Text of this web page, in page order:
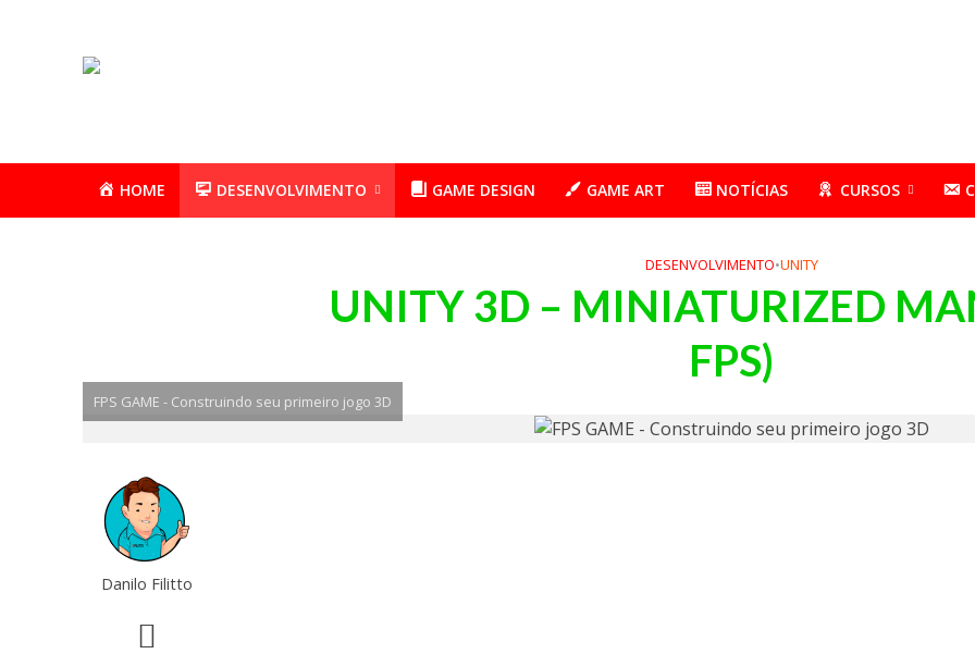
HOME DESENVOLVIMENTO GAME DESIGN GAME ART NOTÍCIAS CURSOS
DESENVOLVIMENTO•UNITY
UNITY 3D – MINIATURIZED
FPS)
FPS GAME - Construindo seu primeiro jogo 3D
Danilo Filitto